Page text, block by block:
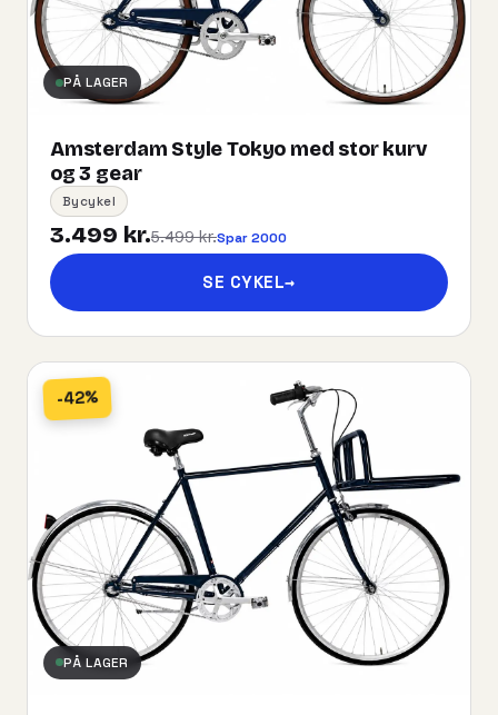
PÅ LAGER
Amsterdam Style Tokyo med stor kurv
og 3 gear
Bycykel
3.499 kr.5.499 kr.Spar 2000
SE CYKEL→
-42%
PÅ LAGER